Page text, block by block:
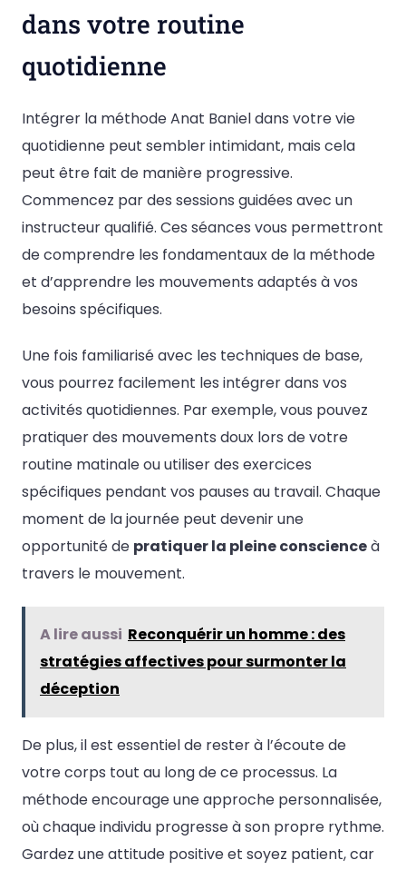
dans votre routine
quotidienne
Intégrer la méthode Anat Baniel dans votre vie
quotidienne peut sembler intimidant, mais cela
peut être fait de manière progressive.
Commencez par des sessions guidées avec un
instructeur qualifié. Ces séances vous permettront
de comprendre les fondamentaux de la méthode
et d’apprendre les mouvements adaptés à vos
besoins spécifiques.
Une fois familiarisé avec les techniques de base,
vous pourrez facilement les intégrer dans vos
activités quotidiennes. Par exemple, vous pouvez
pratiquer des mouvements doux lors de votre
routine matinale ou utiliser des exercices
spécifiques pendant vos pauses au travail. Chaque
moment de la journée peut devenir une
opportunité de pratiquer la pleine conscienceà
travers le mouvement.
A lire aussi Reconquérir un homme : des
stratégies affectives pour surmonter la
déception
De plus, il est essentiel de rester à l’écoute de
votre corps tout au long de ce processus. La
méthode encourage une approche personnalisée,
où chaque individu progresse à son propre rythme.
Gardez une attitude positive et soyez patient, car